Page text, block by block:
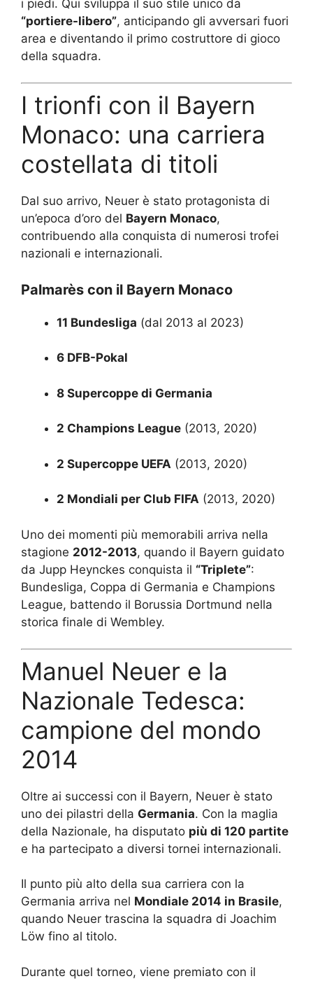
i piedi. Qui sviluppa il suo stile unico da
“portiere-libero”, anticipando gli avversari fuori
area e diventando il primo costruttore di gioco
della squadra.
I trionfi con il Bayern
Monaco: una carriera
costellata di titoli
Dal suo arrivo, Neuer è stato protagonista di
un’epoca d’oro del Bayern Monaco,
contribuendo alla conquista di numerosi trofei
nazionali e internazionali.
Palmarès con il Bayern Monaco
11 Bundesliga (dal 2013 al 2023)
6 DFB-Pokal
8 Supercoppe di Germania
2 Champions League (2013, 2020)
2 Supercoppe UEFA (2013, 2020)
2 Mondiali per Club FIFA (2013, 2020)
Uno dei momenti più memorabili arriva nella
stagione 2012-2013, quando il Bayern guidato
da Jupp Heynckes conquista il “Triplete”:
Bundesliga, Coppa di Germania e Champions
League, battendo il Borussia Dortmund nella
storica finale di Wembley.
Manuel Neuer e la
Nazionale Tedesca:
campione del mondo
2014
Oltre ai successi con il Bayern, Neuer è stato
uno dei pilastri della Germania. Con la maglia
della Nazionale, ha disputato più di 120 partite
e ha partecipato a diversi tornei internazionali.
Il punto più alto della sua carriera con la
Germania arriva nel Mondiale 2014 in Brasile,
quando Neuer trascina la squadra di Joachim
Löw fino al titolo.
Durante quel torneo, viene premiato con il